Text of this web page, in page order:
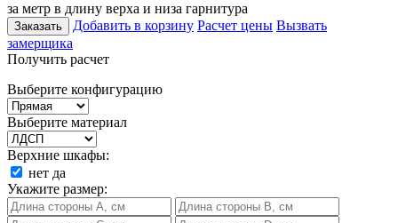
за метр в длину верха и низа гарнитура
Заказать Добавить в корзину Расчет цены Вызвать
замерщика
Получить расчет
Выберите конфигурацию
Выберите материал
Верхние шкафы:
нет да
Укажите размер: